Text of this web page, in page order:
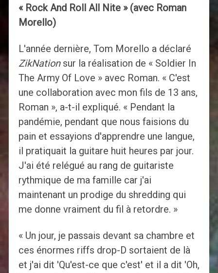
« Rock And Roll All Nite » (avec Roman
Morello)
L'année dernière, Tom Morello a déclaré
ZikNation sur la réalisation de « Soldier In
The Army Of Love » avec Roman. « C'est
une collaboration avec mon fils de 13 ans,
Roman », a-t-il expliqué. « Pendant la
pandémie, pendant que nous faisions du
pain et essayions d'apprendre une langue,
il pratiquait la guitare huit heures par jour.
J'ai été relégué au rang de guitariste
rythmique de ma famille car j'ai
maintenant un prodige du shredding qui
me donne vraiment du fil à retordre. »
« Un jour, je passais devant sa chambre et
ces énormes riffs drop-D sortaient de là
et j'ai dit 'Qu'est-ce que c'est' et il a dit 'Oh,